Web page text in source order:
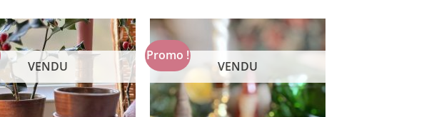
VENDU
Promo !
VENDU